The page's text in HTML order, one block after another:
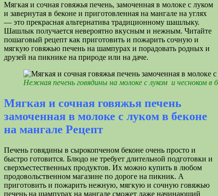
Мягкая и сочная говяжья печень, замоченная в молоке с луком
и завернутая в беконе и приготовленная на мангале на углях
— это прекрасная альтернатива традиционному шашлыку.
Шашлык получается невероятно вкусным и нежным. Читайте
пошаговый рецепт как приготовить и пожарить сочную и
мягкую говяжью печень на шампурах и порадовать родных и
друзей на пикнике на природе или на даче.
Нежная печень говядины на молоке с луком и чесноком в
Мягкая и сочная говяжья печень
замоченная в молоке с луком в беконе
на мангале Рецепт
Печень говядины в сырокопченом беконе очень просто и
быстро готовится. Блюдо не требует длительной подготовки и
сверхъестественных продуктов. Их можно купить в любом
продовольственном магазине по дороге на пикник. А
приготовить и пожарить нежную, мягкую и сочную говяжью
печень на шампурах на мангале сможет даже начинающий